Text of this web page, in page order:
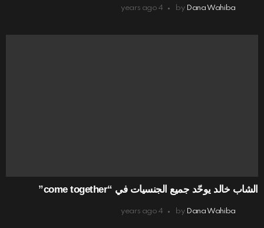
by Dana Wahiba
4 years ago
الشاب خالد يوحّد جميع الجنسيات في “come together”
by Dana Wahiba
4 years ago